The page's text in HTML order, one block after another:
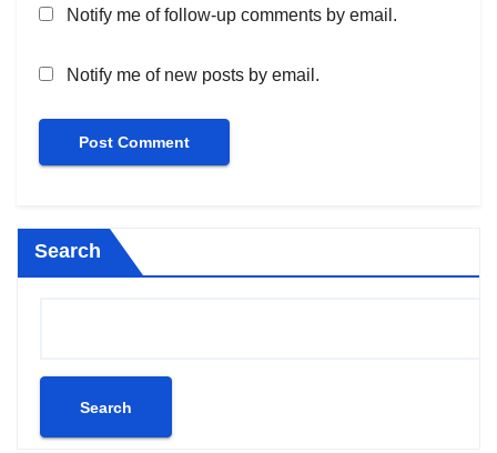
Notify me of follow-up comments by email.
Notify me of new posts by email.
Search
Search